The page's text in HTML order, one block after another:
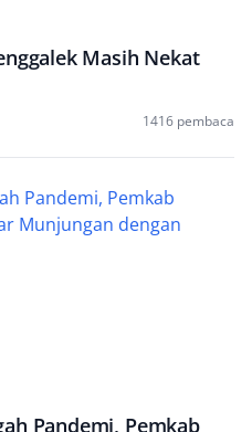
Masih Nekat
1416 pembaca
Pandemi, Pemkab